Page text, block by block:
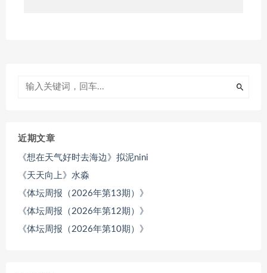
近期文章
《想在天气好时去海边》拟泥nini
《天天向上》水淼
《体坛周报（2026年第13期）》
《体坛周报（2026年第12期）》
《体坛周报（2026年第10期）》